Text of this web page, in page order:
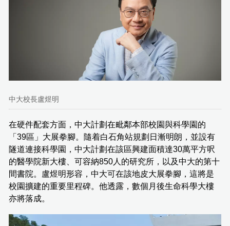
中大校長盧煜明
在硬件配套方面，中大計劃在毗鄰本部校園與科學園的
「39區」大展拳腳。隨着白石角站規劃日漸明朗，並設有
隧道連接科學園，中大計劃在該區興建面積達30萬平方呎
的醫學院新大樓、可容納850人的研究所，以及中大的第十
間書院。盧煜明形容，中大可在該地皮大展拳腳，這將是
校園擴建的重要里程碑。他透露，數個月後生命科學大樓
亦將落成。